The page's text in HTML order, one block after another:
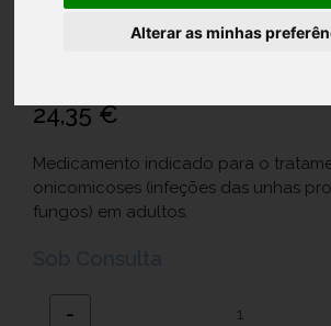
Alterar as minhas
24,35 €
Medicamento indicado para o
onicomicoses (infeções das unhas
fungos) em adultos.
−